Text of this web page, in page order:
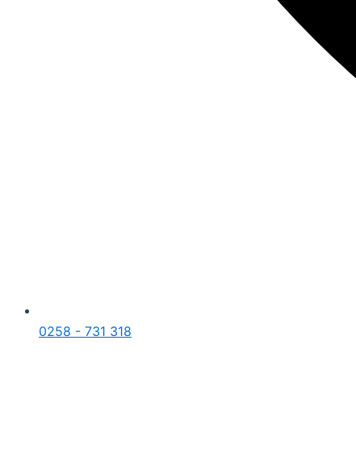
0258 - 731 318